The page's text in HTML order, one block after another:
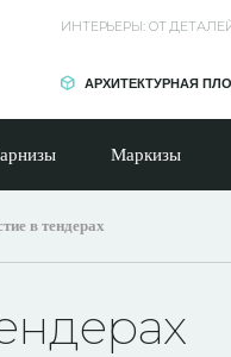
ИНТЕРЬЕРЫ: ОТ
АРХИТЕКТУРНАЯ
Маркизы
в тендерах